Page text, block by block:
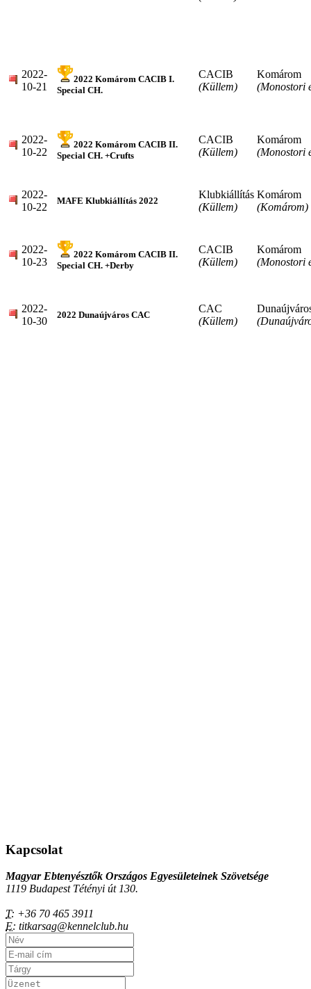
2022-
10-21
2022 Komárom CACIB I.
Special CH.
CACIB
(Küllem)
Komárom
(Monostori
2022-
10-22
2022 Komárom CACIB II.
Special CH. +Crufts
CACIB
(Küllem)
Komárom
(Monostori
2022-
10-22
MAFE Klubkiállítás 2022
Klubkiállítás
(Küllem)
Komárom
(Komárom)
2022-
10-23
2022 Komárom CACIB II.
Special CH. +Derby
CACIB
(Küllem)
Komárom
(Monostori
2022-
10-30
2022 Dunaújváros CAC
CAC
(Küllem)
Kapcsolat
Magyar Ebtenyésztők Országos Egyesületeinek Szövetsége
1119 Budapest Tétényi út 130.
T: +36 70 465 3911
E: titkarsag@kennelclub.hu